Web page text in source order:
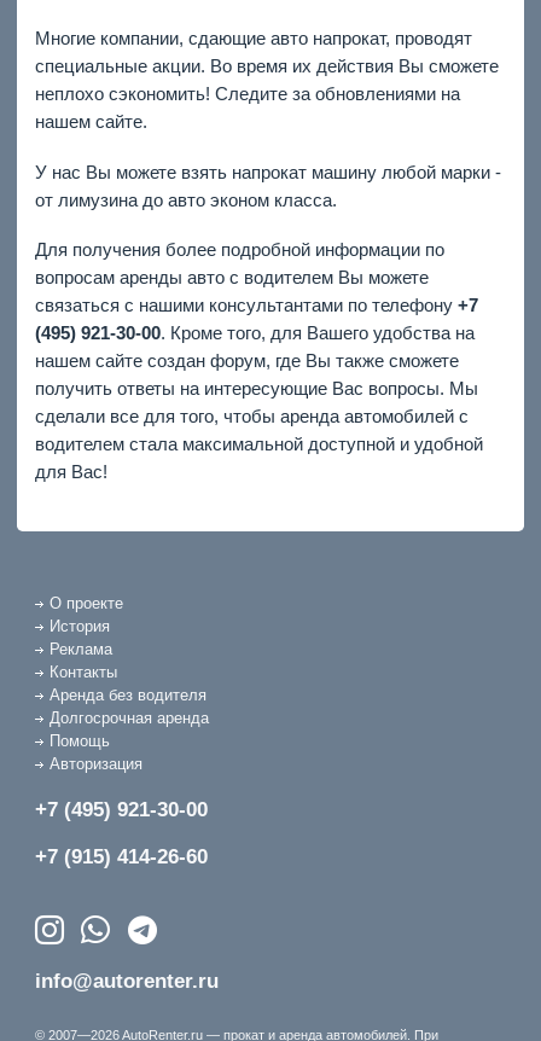
Многие компании, сдающие авто напрокат, проводят
специальные акции. Во время их действия Вы сможете
неплохо сэкономить! Следите за обновлениями на
нашем сайте.
У нас Вы можете взять напрокат машину любой марки -
от лимузина до авто эконом класса.
Для получения более подробной информации по
вопросам аренды авто с водителем Вы можете
связаться с нашими консультантами по телефону +7
(495) 921-30-00. Кроме того, для Вашего удобства на
нашем сайте создан форум, где Вы также сможете
получить ответы на интересующие Вас вопросы. Мы
сделали все для того, чтобы аренда автомобилей с
водителем стала максимальной доступной и удобной
для Вас!
О проекте
История
Реклама
Контакты
Аренда без водителя
Долгосрочная аренда
Помощь
Авторизация
+7 (495) 921-30-00
+7 (915) 414-26-60
info@autorenter.ru
© 2007—2026 AutoRenter.ru — прокат и аренда автомобилей. При